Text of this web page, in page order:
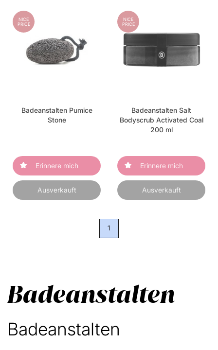
NICE
PRICE
Badeanstalten Pumice
Stone
Erinnere mich
Ausverkauft
NICE
PRICE
Badeanstalten Salt
Bodyscrub Activated Coal
200 ml
Erinnere mich
Ausverkauft
1
Badeanstalten
Badeanstalten